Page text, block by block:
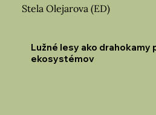
Lužné lesy ako drahokamy
ekosystémov
Stela Olejarova (ED)